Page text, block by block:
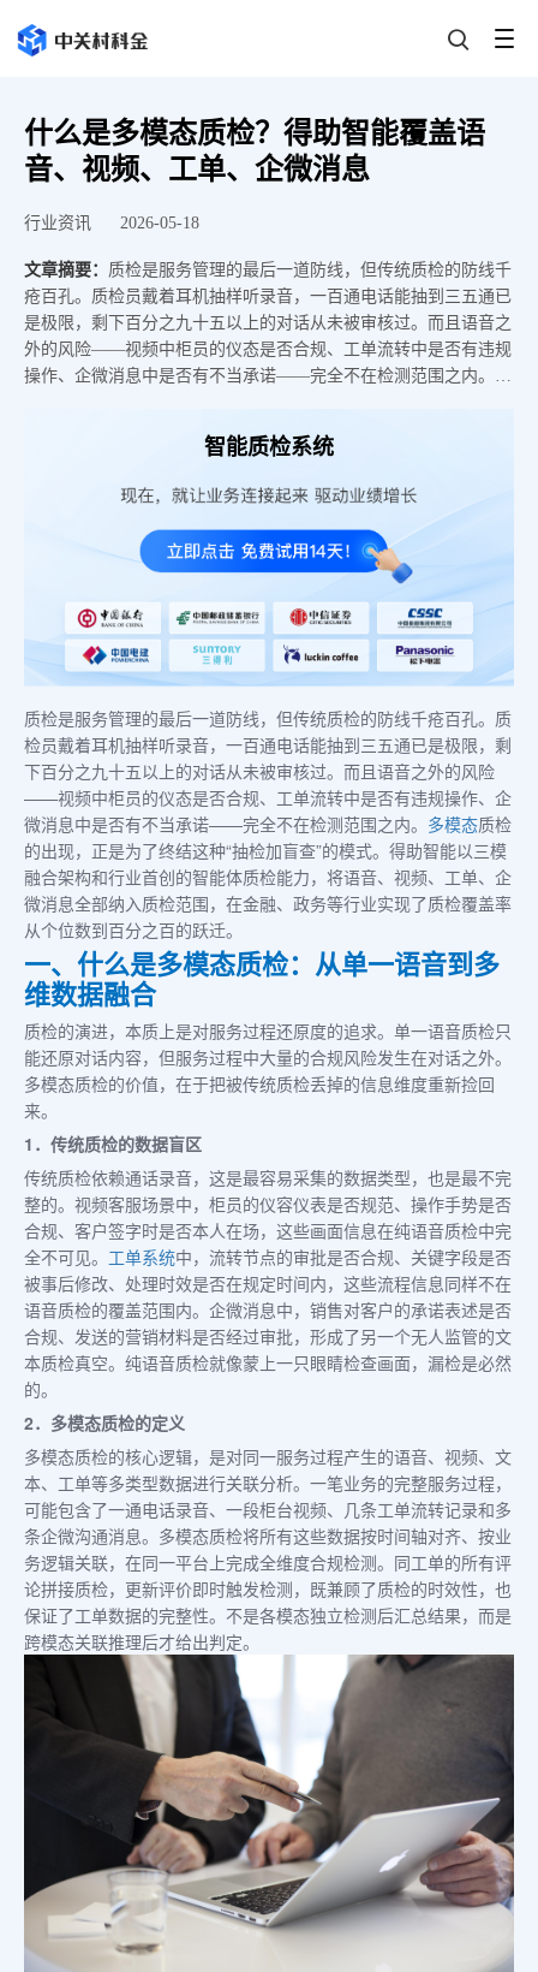
什么是多模态质检？得助智能覆盖语
音、视频、工单、企微消息
行业资讯 2026-05-18
文章摘要： 质检是服务管理的最后一道防线，但传统质检的防线千
疮百孔。质检员戴着耳机抽样听录音，一百通电话能抽到三五通已
是极限，剩下百分之九十五以上的对话从未被审核过。而且语音之
外的风险——视频中柜员的仪态是否合规、工单流转中是否有违规
操作、企微消息中是否有不当承诺——完全不在检测范围之内。多
智能质检系统
质检是服务管理的最后一道防线，但传统质检的防线千疮百孔。质
检员戴着耳机抽样听录音，一百通电话能抽到三五通已是极限，剩
下百分之九十五以上的对话从未被审核过。而且语音之外的风险
——视频中柜员的仪态是否合规、工单流转中是否有违规操作、企
微消息中是否有不当承诺——完全不在检测范围之内。 多模态质检
的出现，正是为了终结这种“抽检加盲查”的模式。得助智能以三模
融合架构和行业首创的智能体质检能力，将语音、视频、工单、企
微消息全部纳入质检范围，在金融、政务等行业实现了质检覆盖率
从个位数到百分之百的跃迁。
一、什么是多模态质检：从单一语音到多
维数据融合
质检的演进，本质上是对服务过程还原度的追求。单一语音质检只
能还原对话内容，但服务过程中大量的合规风险发生在对话之外。
多模态质检的价值，在于把被传统质检丢掉的信息维度重新捡回
来。
1．传统质检的数据盲区
传统质检依赖通话录音，这是最容易采集的数据类型，也是最不完
整的。视频客服场景中，柜员的仪容仪表是否规范、操作手势是否
合规、客户签字时是否本人在场，这些画面信息在纯语音质检中完
全不可见。 工单系统中，流转节点的审批是否合规、关键字段是否
被事后修改、处理时效是否在规定时间内，这些流程信息同样不在
语音质检的覆盖范围内。企微消息中，销售对客户的承诺表述是否
合规、发送的营销材料是否经过审批，形成了另一个无人监管的文
本质检真空。纯语音质检就像蒙上一只眼睛检查画面，漏检是必然
的。
2．多模态质检的定义
多模态质检的核心逻辑，是对同一服务过程产生的语音、视频、文
本、工单等多类型数据进行关联分析。一笔业务的完整服务过程，
可能包含了一通电话录音、一段柜台视频、几条工单流转记录和多
条企微沟通消息。多模态质检将所有这些数据按时间轴对齐、按业
务逻辑关联，在同一平台上完成全维度合规检测。同工单的所有评
论拼接质检，更新评价即时触发检测，既兼顾了质检的时效性，也
保证了工单数据的完整性。不是各模态独立检测后汇总结果，而是
跨模态关联推理后才给出判定。